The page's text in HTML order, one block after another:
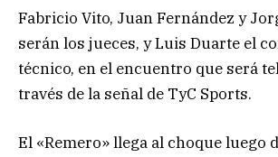
Fabricio Vito, Juan Fernández y
serán los jueces, y Luis Duarte el
técnico, en el encuentro que será
través de la señal de TyC Sports.
El «Remero» llega al choque luego